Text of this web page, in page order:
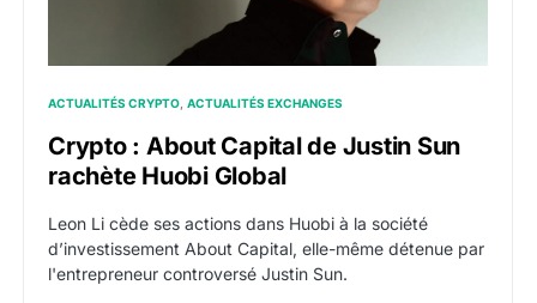
ACTUALITÉS CRYPTO ACTUALITÉS EXCHANGES
Crypto : About Capital de Justin Sun
rachète Huobi Global
Leon Li cède ses actions dans Huobi à la société
d’investissement About Capital, elle-même détenue par
l'entrepreneur controversé Justin Sun.